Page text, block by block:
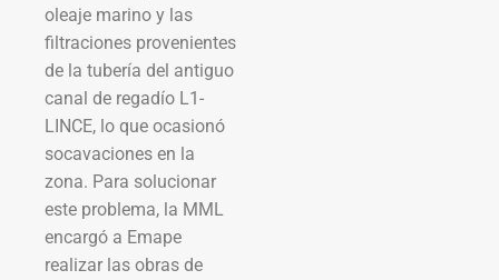
oleaje marino y las
filtraciones provenientes
de la tubería del antiguo
canal de regadío L1-
LINCE, lo que ocasionó
socavaciones en la
zona. Para solucionar
este problema, la MML
encargó a Emape
realizar las obras de